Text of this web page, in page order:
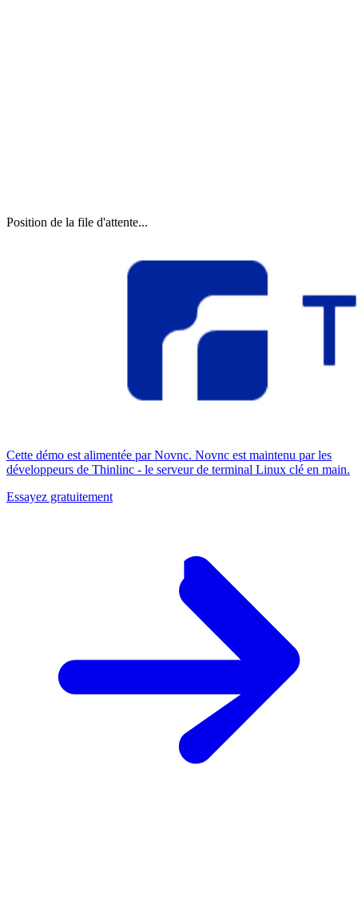
Position de la file d'attente...
Cette démo est alimentée par Novnc. Novnc est maintenu par les
développeurs de Thinlinc - le serveur de terminal Linux clé en main.
Essayez gratuitement